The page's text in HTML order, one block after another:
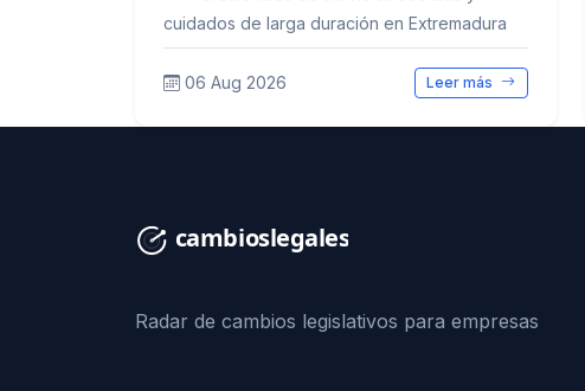
cuidados de larga duración en Extremadura
06 Aug 2026 Leer más
Radar de cambios legislativos para empresas